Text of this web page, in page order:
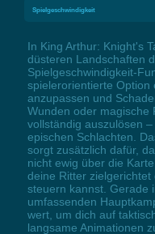
Spielgeschwindigkeit
In King Arthur: Knight's
düsteren Landschaften
Spielgeschwindigkeit-
spielerorientierte Option
anzupassen und
Wunden oder magische
vollständig auszulösen
epischen Schlachten.
sorgt zusätzlich dafür,
nicht ewig über die
deine Ritter
steuern kannst. Gerade
umfassenden
wert, um dich auf
langsame Animationen